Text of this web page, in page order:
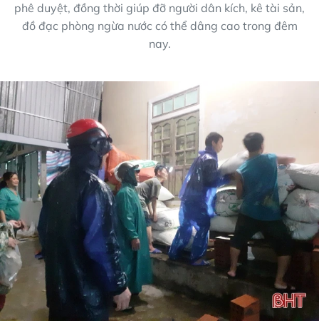
phê duyệt, đồng thời giúp đỡ người dân kích, kê tài sản,
đồ đạc phòng ngừa nước có thể dâng cao trong đêm
nay.